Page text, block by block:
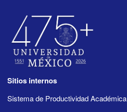
Sitios internos
Sistema de Productividad Académica